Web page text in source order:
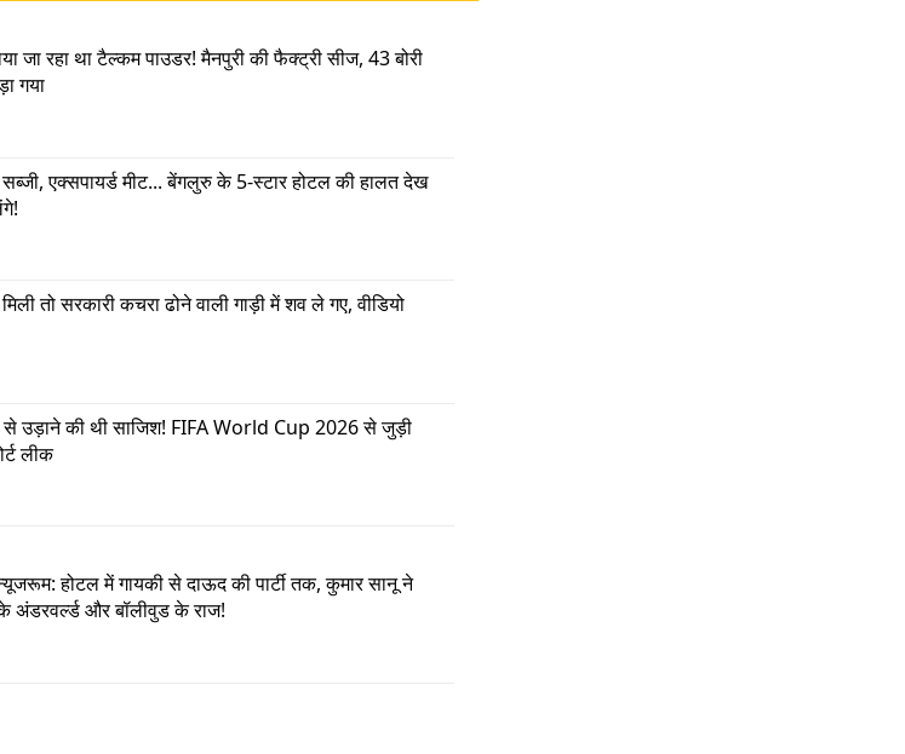
करेंगे मैट डैमन!
की जोड़ी जिसे डेनियल्स कहते हैं, एक नई
रिपोर्टर के मुताबिक इसमें मैट डैमन लीड रोल कर
जा रहा था टैल्कम पाउडर! मैनपुरी की फैक्ट्री सीज, 43 बोरी
गया
एक्सपायर्ड मीट... बेंगलुरु के 5-स्टार होटल की हालत देख
तो सरकारी कचरा ढोने वाली गाड़ी में शव ले गए, वीडियो
से उड़ाने की थी साजिश! FIFA World Cup 2026 से जुड़ी
लीक
होटल में गायकी से दाऊद की पार्टी तक, कुमार सानू ने
अंडरवर्ल्ड और बॉलीवुड के राज!